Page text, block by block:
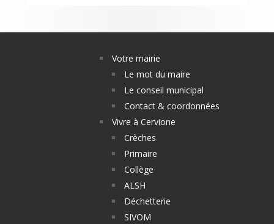
Votre mairie
Le mot du maire
Le conseil municipal
Contact & coordonnées
Vivre à Cervione
Crèches
Primaire
Collège
ALSH
Déchetterie
SIVOM